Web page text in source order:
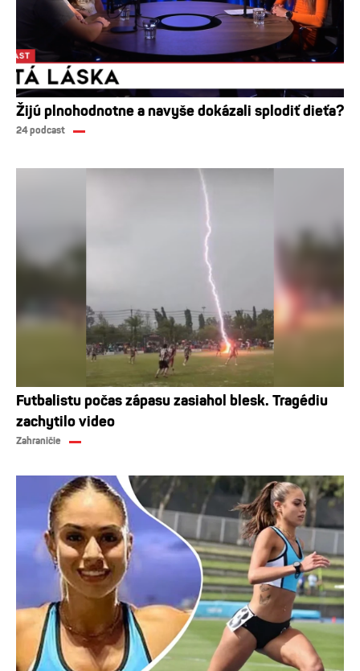
Žijú plnohodnotne a navyše dokázali splodiť dieťa?
24 podcast
Futbalistu počas zápasu zasiahol blesk. Tragédiu
zachytilo video
Zahraničie